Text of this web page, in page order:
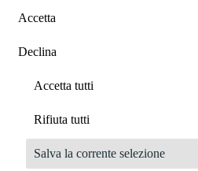
Accetta
Declina
Accetta tutti
Rifiuta tutti
Salva la corrente selezione